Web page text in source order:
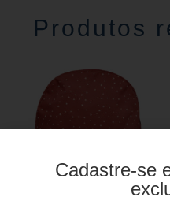
Produtos
Cadastre-se